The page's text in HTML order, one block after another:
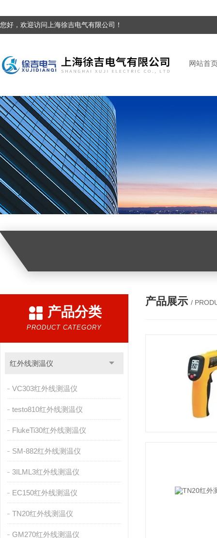
您好，欢迎访问上海徐吉电气有限公司！
网站首
产品分类
PRODUCT CATEGORY
红外线测温仪
VC303红外线测温仪
testo810红外线测温仪
FlukeTi30红外线测温仪
SM-882红外线测温仪
3ILML3红外线测温仪
EC150红外线测温仪
TN20红外线测温仪
GM270红外线测温仪
产品展示 /